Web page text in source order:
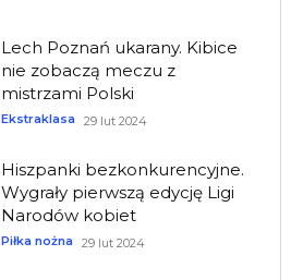
Lech Poznań ukarany. Kibice
nie zobaczą meczu z
mistrzami Polski
Ekstraklasa 29 lut 2024
Hiszpanki bezkonkurencyjne.
Wygrały pierwszą edycję Ligi
Narodów kobiet
Piłka nożna 29 lut 2024